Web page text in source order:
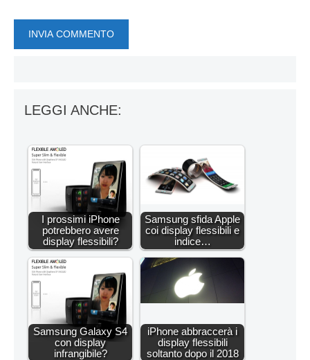
LEGGI ANCHE:
I prossimi iPhone
potrebbero avere
display flessibili?
Samsung sfida Apple
coi display flessibili e
indice…
Samsung Galaxy S4
con display
infrangibile?
iPhone abbraccerà i
display flessibili
soltanto dopo il 2018